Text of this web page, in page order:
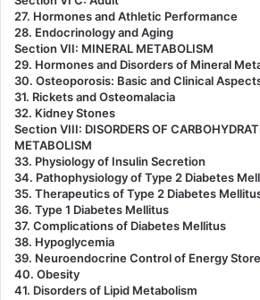
27. Hormones and Athletic Performance
28. Endocrinology and Aging
Section VII: MINERAL METABOLISM
29. Hormones and Disorders of Mineral
30. Osteoporosis: Basic and Clinical
31. Rickets and Osteomalacia
32. Kidney Stones
Section VIII: DISORDERS OF
METABOLISM
33. Physiology of Insulin Secretion
34. Pathophysiology of Type 2 Diabetes
35. Therapeutics of Type 2 Diabetes
36. Type 1 Diabetes Mellitus
37. Complications of Diabetes Mellitus
38. Hypoglycemia
39. Neuroendocrine Control of Energy
40. Obesity
41. Disorders of Lipid Metabolism